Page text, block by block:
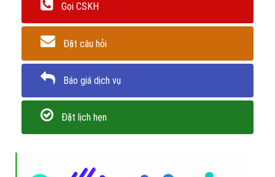
Gọi CSKH
Đặt câu hỏi
Báo giá dịch vụ
Đặt lịch hẹn